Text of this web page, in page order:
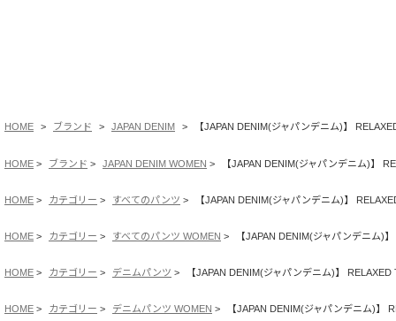
は化学的変化を伴いません。発電時に一切の排出物の発生がないクリ
スは、環境負荷が低いだけでなく、将来に向けたエネルギーとしても
HOME ブランド JAPAN DENIM 【JAPAN DENIM(ジャパンデニム)】
HOME ブランド JAPAN DENIM WOMEN 【JAPAN DENIM(ジャパンデニム)】
HOME カテゴリー すべてのパンツ 【JAPAN DENIM(ジャパンデニム)】
HOME カテゴリー すべてのパンツ WOMEN 【JAPAN DENIM(ジャパンデニム)
HOME カテゴリー デニムパンツ 【JAPAN DENIM(ジャパンデニム)】
HOME カテゴリー デニムパンツ WOMEN 【JAPAN DENIM(ジャパンデニム)】